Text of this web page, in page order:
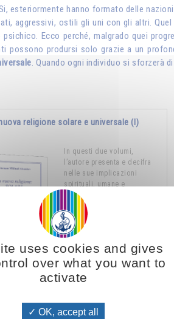
esteriormente hanno formato delle
ostili gli uni con gli altri.
Ecco perché, malgrado quei
possono prodursi solo grazie a un
. Quando ogni individuo si sforzerà
religione solare e universale (I)
In questi due volumi,
l’autore presenta e decifra
nelle sue implicazioni
spirituali, umane e
simboliche, il principio
universale che è …
26.00CHF13.00CHF Aggiungere
uses cookies and gives
over what you want to
activate
OK, accept all